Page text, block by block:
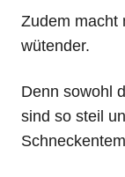
Zudem macht
wütender.
Denn sowohl
sind so steil